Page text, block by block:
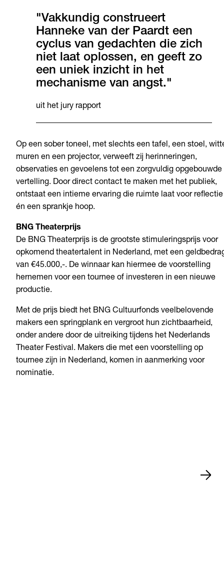
"Vakkundig construeert
Hanneke van der Paardt een
cyclus van gedachten die zich
niet laat oplossen, en geeft zo
een uniek inzicht in het
mechanisme van angst."
uit het jury rapport
Op een sober toneel, met slechts een tafel, een stoel,
muren en een projector, verweeft zij herinneringen,
observaties en gevoelens tot een zorgvuldig opgebouwde
vertelling. Door direct contact te maken met het publiek,
ontstaat een intieme ervaring die ruimte laat voor reflectie
én een sprankje hoop.
BNG Theaterprijs
De BNG Theaterprijs is de grootste stimuleringsprijs voor
opkomend theatertalent in Nederland, met een
van €45.000,-. De winnaar kan hiermee de voorstelling
hernemen voor een tournee of investeren in een nieuwe
productie.
Met de prijs biedt het BNG Cultuurfonds veelbelovende
makers een springplank en vergroot hun zichtbaarheid,
onder andere door de uitreiking tijdens het Nederlands
Theater Festival. Makers die met een voorstelling op
tournee zijn in Nederland, komen in aanmerking voor
nominatie.